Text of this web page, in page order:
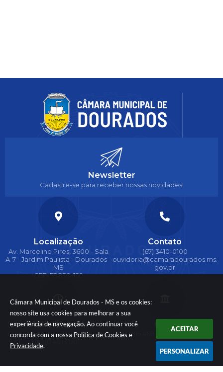
Câmara Municipal de Dourados - MS e os cookies:
nosso site usa cookies para melhorar a sua
experiência de navegação. Ao continuar você
concorda com a nossa Política de Cookies e
Privacidade.
ACEITAR
PERSONALIZAR
Newsletter
Cadastre-se para receber nossas novidades!
Localização
Av. Marcelino Pires, 3600 - Sala
A-7 - Jardim Paulista - Dourados -
MS
CEP: 79830-150
Contato
(67) 3410-0100
ouvidoria@camaradourados.ms.
gov.br
Atendimento
Segunda-feira a Sexta-feira das
7:00 as 13:00.
CNPJ
15.469.091/0001-86